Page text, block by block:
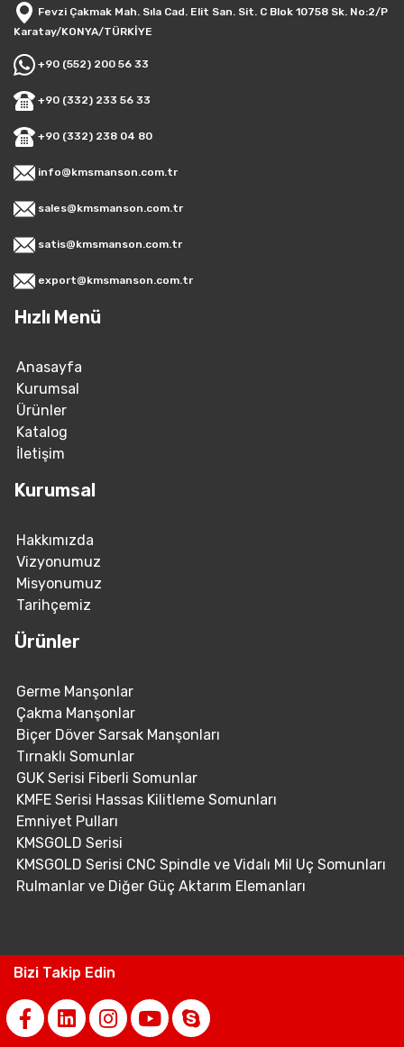
Fevzi Çakmak Mah. Sıla Cad. Elit San. Sit. C Blok 10758 Sk. No:2/P
Karatay/KONYA/TÜRKİYE
+90 (552) 200 56 33
+90 (332) 233 56 33
+90 (332) 238 04 80
info@kmsmanson.com.tr
sales@kmsmanson.com.tr
satis@kmsmanson.com.tr
export@kmsmanson.com.tr
Hızlı Menü
Anasayfa
Kurumsal
Ürünler
Katalog
İletişim
Kurumsal
Hakkımızda
Vizyonumuz
Misyonumuz
Tarihçemiz
Ürünler
Germe Manşonlar
Çakma Manşonlar
Biçer Döver Sarsak Manşonları
Tırnaklı Somunlar
GUK Serisi Fiberli Somunlar
KMFE Serisi Hassas Kilitleme Somunları
Emniyet Pulları
KMSGOLD Serisi
KMSGOLD Serisi CNC Spindle ve Vidalı Mil Uç Somunları
Rulmanlar ve Diğer Güç Aktarım Elemanları
Bizi Takip Edin